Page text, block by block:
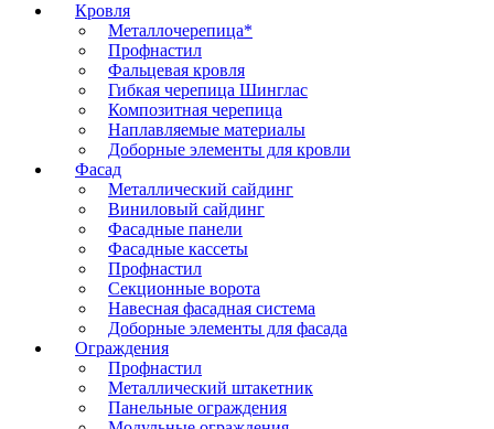
Кровля
Металлочерепица*
Профнастил
Фальцевая кровля
Гибкая черепица Шинглас
Композитная черепица
Наплавляемые материалы
Доборные элементы для кровли
Фасад
Металлический сайдинг
Виниловый сайдинг
Фасадные панели
Фасадные кассеты
Профнастил
Секционные ворота
Навесная фасадная система
Доборные элементы для фасада
Ограждения
Профнастил
Металлический штакетник
Панельные ограждения